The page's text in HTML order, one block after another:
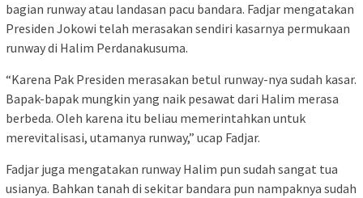
bagian runway atau landasan pacu bandara. Fadjar mengatakan
Presiden Jokowi telah merasakan sendiri kasarnya permukaan
runway di Halim Perdanakusuma.
“Karena Pak Presiden merasakan betul runway-nya sudah kasar.
Bapak-bapak mungkin yang naik pesawat dari Halim merasa
berbeda. Oleh karena itu beliau memerintahkan untuk
merevitalisasi, utamanya runway,” ucap Fadjar.
Fadjar juga mengatakan runway Halim pun sudah sangat tua
usianya. Bahkan tanah di sekitar bandara pun nampaknya sudah